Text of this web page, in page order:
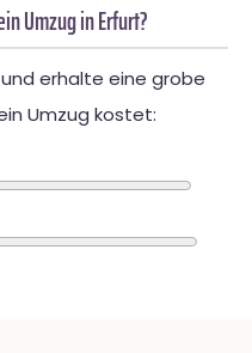
Umzug in Erfurt?
erhalte eine grobe
Umzug kostet: